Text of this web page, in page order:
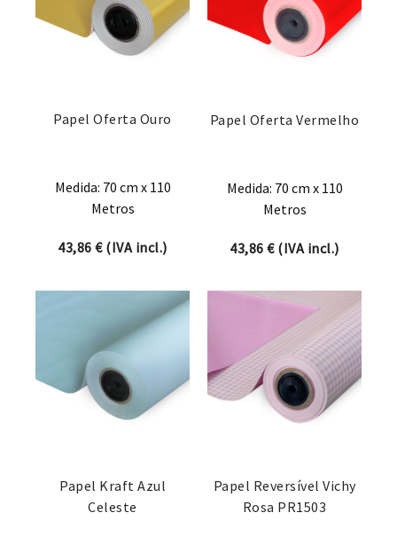
Papel Oferta Ouro
Medida: 70 cm x 110
Metros
43,86€(IVA incl.)
Papel Oferta Vermelho
Medida: 70 cm x 110
Metros
43,86€(IVA incl.)
Papel Kraft Azul
Celeste
Papel Reversível Vichy
Rosa PR1503